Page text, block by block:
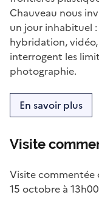
Chauveau nous
un jour inhabituel
hybridation,
interrogent les
photographie.
En savoir plus
Visite
Visite commentée
15 octobre à